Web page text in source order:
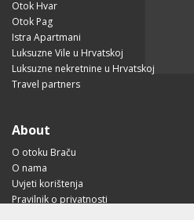
Otok Hvar
Otok Pag
Istra Apartmani
Luksuzne Vile u Hrvatskoj
Luksuzne nekretnine u Hrvatskoj
Travel partners
About
O otoku Braču
O nama
Uvjeti korištenja
Pravilnik o privatnosti